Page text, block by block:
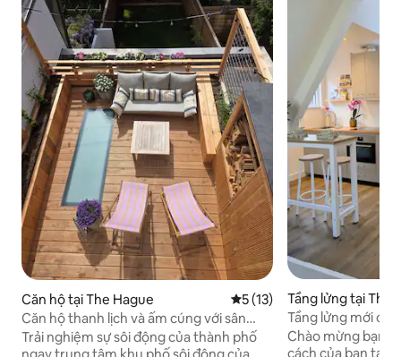
Căn hộ tại The Hague Xếp hạng trung bình 5/5,
5 (13)
Căn hộ thanh lịch và ấm cúng với sân
thượng đầy nắng
Trải nghiệm sự sôi động của thành phố
Tầng lửng tại The
Tầng lửng mới
thành phố và bãi
Chào mừng bạn
cách của bạn tại